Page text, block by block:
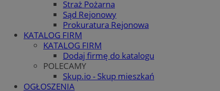
Straż Pożarna
Sąd Rejonowy
Prokuratura Rejonowa
KATALOG FIRM
KATALOG FIRM
Dodaj firmę do katalogu
POLECAMY
Skup.io - Skup mieszkań
OGŁOSZENIA